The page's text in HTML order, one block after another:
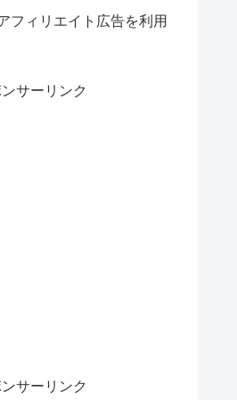
フィリエイト広告を利用
サーリンク
サーリンク